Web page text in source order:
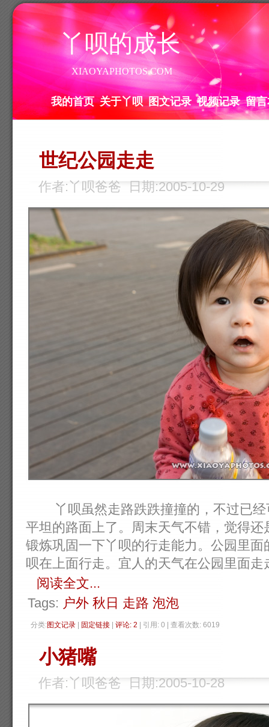
丫呗的成长
XIAOYAPHOTOS.COM
我的首页 关于丫呗 图文记录 视频记录 留
世纪公园走走
作者:丫呗爸爸 日期:2005-10-29
丫呗虽然走路跌跌撞撞的，不过已经
平坦的路面上了。周末天气不错，觉得
锻炼巩固一下丫呗的行走能力。公园里
呗在上面行走。宜人的天气在公园里面
阅读全文...
Tags: 户外 秋日 走路 泡泡
分类:图文记录 固定链接 评论: 2 | 引用: 0 | 查看次数: 6019
小猪嘴
作者:丫呗爸爸 日期:2005-10-28